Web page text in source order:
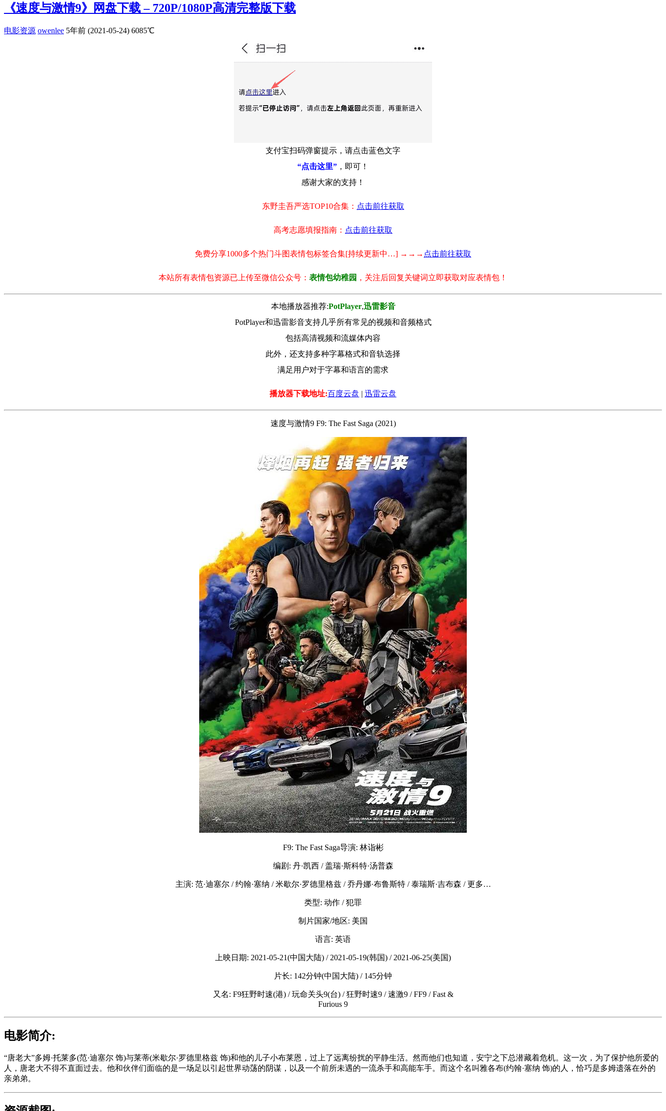
《​速度与激情9》网盘下载 – 720P/1080P高清完整版下载
电影资源 owenlee 5年前 (2021-05-24) 6085℃
支付宝扫码弹窗提示，请点击蓝色文字
“点击这里” ，即可！
感谢大家的支持！
东野圭吾严选TOP10合集： 点击前往获取
高考志愿填报指南： 点击前往获取
免费分享1000多个热门斗图表情包标签合集[持续更新中…] →→→ 点击前往获取
本站所有表情包资源已上传至微信公众号： 表情包幼稚园 ，关注后回复关键词立即获取对应表情包！
本地播放器推荐:РotРlayer,迅雷影音
PotPlayer和迅雷影音支持几乎所有常见的视频和音频格式
包括高清视频和流媒体内容
此外，还支持多种字幕格式和音轨选择
满足用户对于字幕和语言的需求
播放器下载地址:百度云盘 | 迅雷云盘
速度与激情9 F9: The Fast Saga (2021)
F9: The Fast Saga导演: 林诣彬
编剧: 丹·凯西 / 盖瑞·斯科特·汤普森
主演: 范·迪塞尔 / 约翰·塞纳 / 米歇尔·罗德里格兹 / 乔丹娜·布鲁斯特 / 泰瑞斯·吉布森 / 更多…
类型: 动作 / 犯罪
制片国家/地区: 美国
语言: 英语
上映日期: 2021-05-21(中国大陆) / 2021-05-19(韩国) / 2021-06-25(美国)
片长: 142分钟(中国大陆) / 145分钟
又名: F9狂野时速(港) / 玩命关头9(台) / 狂野时速9 / 速激9 / FF9 / Fast &
Furious 9
电影简介:
“唐老大”多姆·托莱多(范·迪塞尔 饰)与莱蒂(米歇尔·罗德里格兹 饰)和他的儿子小布莱恩，过上了远离纷扰的平静生活。然而他们也知道，安宁之下总潜藏着危机。这一次，为了保护他所爱的
人，唐老大不得不直面过去。他和伙伴们面临的是一场足以引起世界动荡的阴谋，以及一个前所未遇的一流杀手和高能车手。而这个名叫雅各布(约翰·塞纳 饰)的人，恰巧是多姆遗落在外的
亲弟弟。